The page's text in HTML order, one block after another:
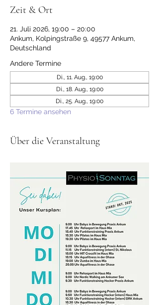
Zeit & Ort
21. Juli 2026, 19:00 – 20:00
Ankum, Kolpingstraße 9, 49577 Ankum,
Deutschland
Andere Termine
Di., 11. Aug., 19:00
Di., 18. Aug., 19:00
Di., 25. Aug., 19:00
6 Termine ansehen
Über die Veranstaltung